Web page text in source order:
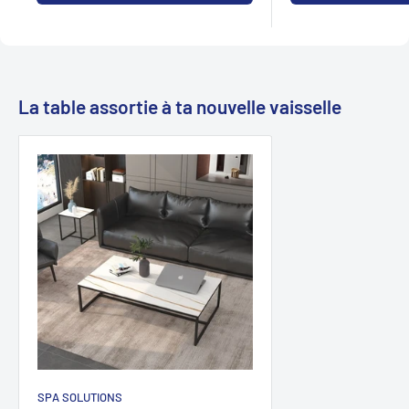
La table assortie à ta nouvelle vaisselle
SPA SOLUTIONS